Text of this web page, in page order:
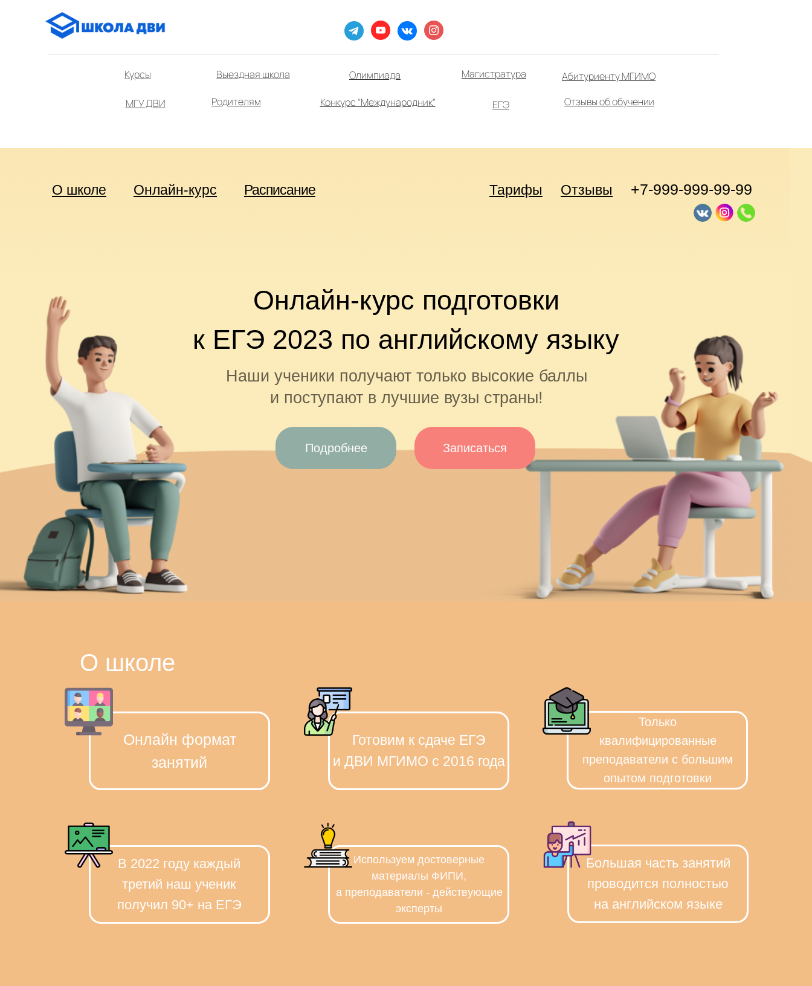
Курсы Выездная школа Олимпиада Магистратура
ЕГЭ
Абитуриенту МГИМО
МГУ ДВИ Родителям Конкурс “Международник" Отзывы об обучении
Онлайн-курс подготовки
к ЕГЭ 2023 по английскому языку
Наши ученики получают только высокие баллы
и поступают в лучшие вузы страны!
О школе Онлайн-курс Расписание Тарифы Отзывы
Подробнее
+7-999-999-99-99
Записаться
О школе
Онлайн формат
занятий
Готовим к сдаче ЕГЭ
и ДВИ МГИМО с 2016 года
Только
квалифицированные
преподаватели с большим
опытом подготовки
В 2022 году каждый
третий наш ученик
получил 90+ на ЕГЭ
Используем достоверные
материалы ФИПИ,
а преподаватели - действующие
эксперты
Большая часть занятий
проводится полностью
на английском языке